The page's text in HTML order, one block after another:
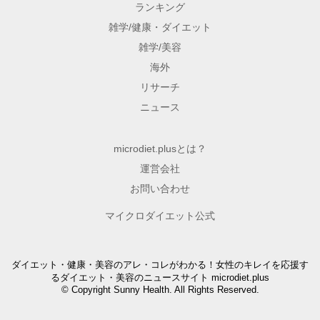
ランキング
雑学/健康・ダイエット
雑学/美容
海外
リサーチ
ニュース
microdiet.plusとは？
運営会社
お問い合わせ
マイクロダイエット公式
ダイエット・健康・美容のアレ・コレがわかる！女性のキレイを応援す
るダイエット・美容のニュースサイト microdiet.plus
© Copyright Sunny Health. All Rights Reserved.